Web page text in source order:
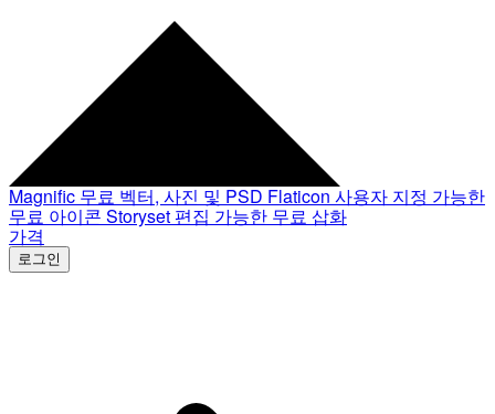
Magnific 무료 벡터, 사진 및 PSD Flaticon 사용자 지정 가능한
무료 아이콘 Storyset 편집 가능한 무료 삽화
가격
로그인